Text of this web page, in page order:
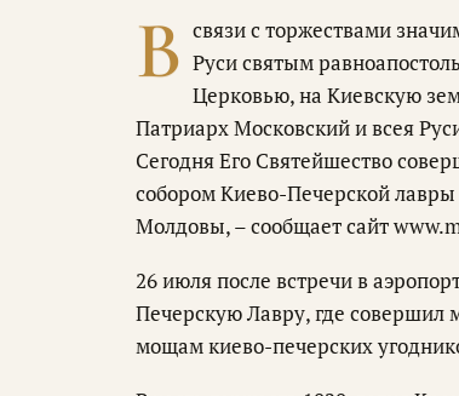
В связи с торжествами
Руси святым
Церковью, на Киевскую
Патриарх Московский и всея
Сегодня Его Святейшество
собором Киево-Печерской
Молдовы, – сообщает сайт
26 июля после встречи в
Печерскую Лавру, где совершил
мощам киево-печерских